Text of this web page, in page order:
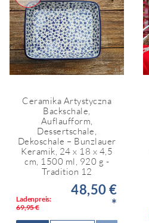
Ceramika Artystyczna
Backschale,
Auflaufform,
Dessertschale,
Dekoschale – Bunzlauer
Keramik, 24 x 18 x 4,5
cm, 1500 ml, 920 g -
Tradition 12
Ladenpreis:
69,95 €
48,50 €
*